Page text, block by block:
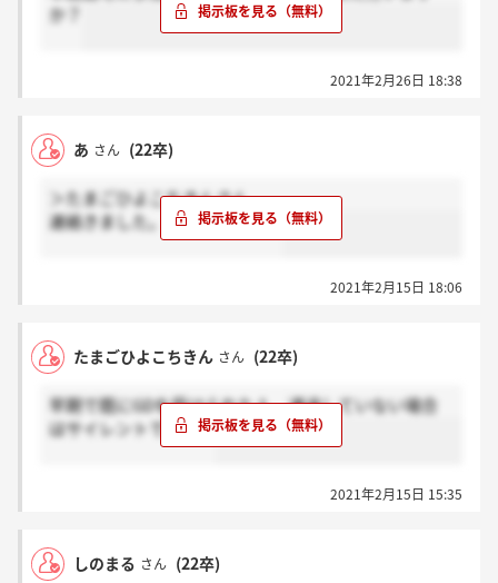
か？
2021年2月26日 18:38
あ さん (22卒)
＞たまごひよこちきんさん
連絡きました。お祈りでした。
2021年2月15日 18:06
たまごひよこちきん さん (22卒)
早期で既にGDを受けられた人、通過していない場合
はサイレントですか？
2021年2月15日 15:35
しのまる さん (22卒)